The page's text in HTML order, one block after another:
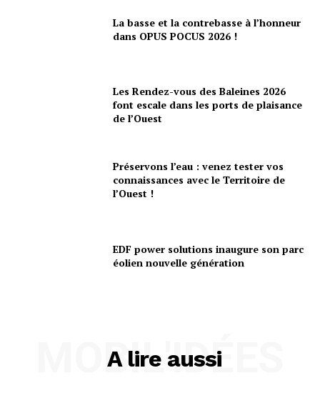
La basse et la contrebasse à l’honneur
dans OPUS POCUS 2026 !
Les Rendez-vous des Baleines 2026
font escale dans les ports de plaisance
de l’Ouest
Préservons l’eau : venez tester vos
connaissances avec le Territoire de
l’Ouest !
EDF power solutions inaugure son parc
éolien nouvelle génération
A lire aussi
MOBIL'IDÉES